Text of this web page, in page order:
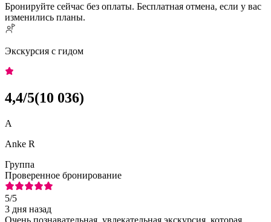
Бронируйте сейчас без оплаты. Бесплатная отмена, если у вас
изменились планы.
Экскурсия с гидом
4,4/5(10 036)
A
Anke R
Группа
Проверенное бронирование
5/5
3 дня назад
Очень познавательная, увлекательная экскурсия, которая,